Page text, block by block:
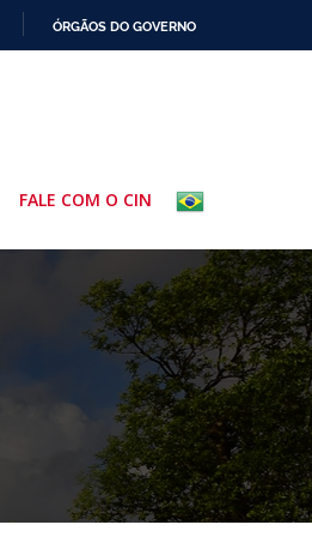
ÓRGÃOS DO GOVERNO
FALE COM O CIN